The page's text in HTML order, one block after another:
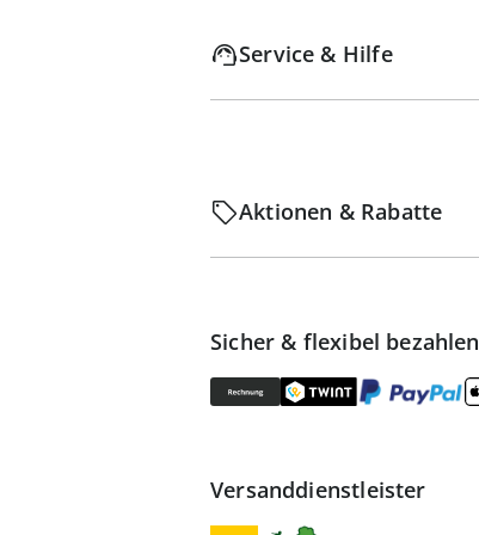
Service & Hilfe
Aktionen & Rabatte
Sicher & flexibel bezahlen
Versanddienstleister